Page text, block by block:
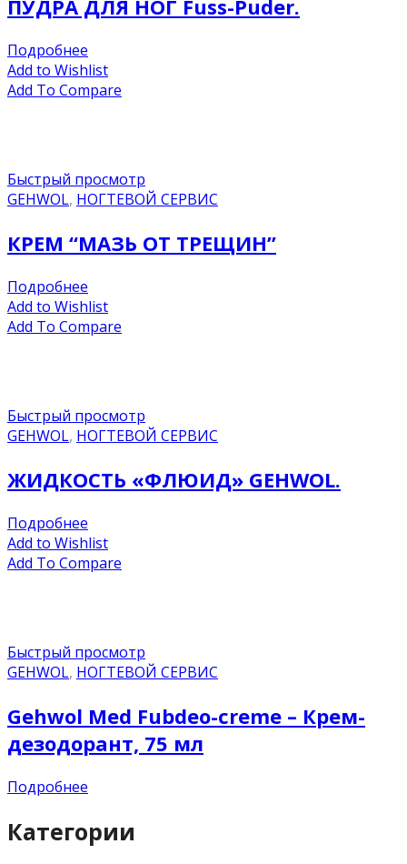
ПУДРА ДЛЯ НОГ Fuss-Puder.
Подробнее
Add to Wishlist
Add To Compare
Быстрый просмотр
GEHWOL, НОГТЕВОЙ СЕРВИС
КРЕМ “МАЗЬ ОТ ТРЕЩИН”
Подробнее
Add to Wishlist
Add To Compare
Быстрый просмотр
GEHWOL, НОГТЕВОЙ СЕРВИС
ЖИДКОСТЬ «ФЛЮИД» GEHWOL.
Подробнее
Add to Wishlist
Add To Compare
Быстрый просмотр
GEHWOL, НОГТЕВОЙ СЕРВИС
Gehwol Med Fubdeo-creme – Крем-
дезодорант, 75 мл
Подробнее
Категории